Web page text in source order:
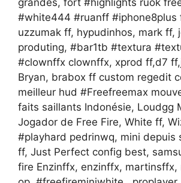
#white444​ #ruanff​ #iphone8plus​
uzzumak ff, hypudinhos, mark ff,
produting, #bar1tb​ #textura​
#clownffx​ clownffx, xprod ff,d7
Bryan, brabox ff custom regedit
meilleur hud #Freefreemax​
faits saillants Indonésie, Loudgg
Jogador de Free Fire, White ff,
#playhard​ pedrinwq, mini depuis
ff, Just Perfect config best,
fire Enzinffx, enzinffx, martinsffx,